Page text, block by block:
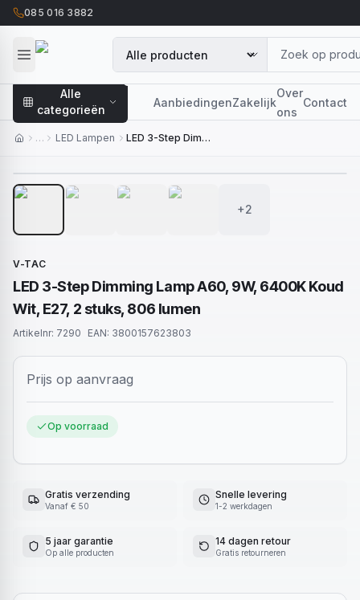
085 016 3882
Alle
categorieën
AanbiedingenZakelijk
Over
ons
Contact
… LED Lampen
LED 3-Step Dimming Lamp A60, 9W, 6400K Koud Wit, E27, 2 stuks, 806 lumen
+2
V-TAC
LED 3-Step Dimming Lamp A60, 9W, 6400K Koud
Wit, E27, 2 stuks, 806 lumen
Artikelnr: 7290 EAN: 3800157623803
Prijs op aanvraag
Op voorraad
Gratis verzending
Vanaf € 50
Snelle levering
1-2 werkdagen
5 jaar garantie
Op alle producten
14 dagen retour
Gratis retourneren